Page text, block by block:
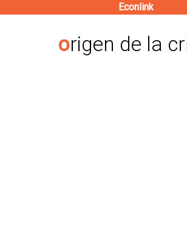
contenido
Econlink
origen de la